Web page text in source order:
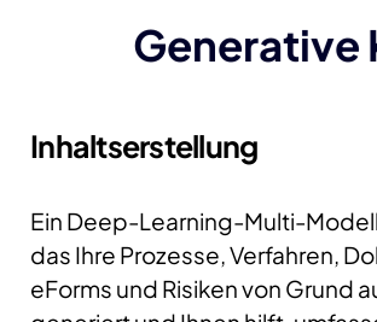
Generative
Inhaltserstellung
Ein Deep-Learning-Multi-
das Ihre Prozesse, Verfahren,
eForms und Risiken von Grund